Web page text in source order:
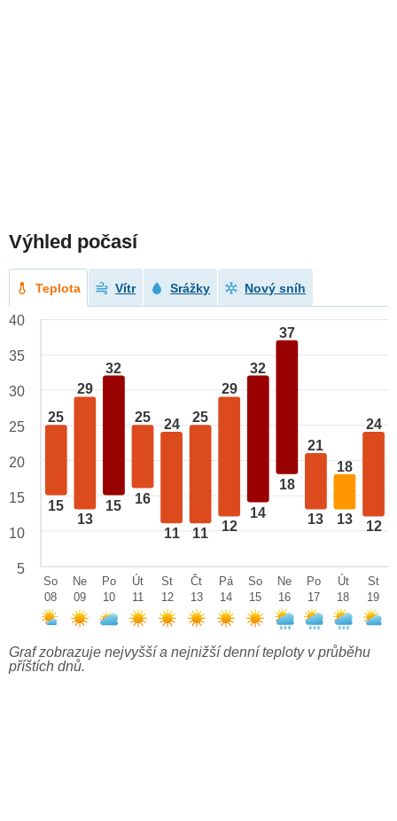
Výhled počasí
Teplota Vítr Srážky Nový sníh
25
15
29
13
32
15
25
16
24
11
25
11
29
12
32
14
37
18
21
13
18
13
24
12
40
35
30
25
20
15
10
5
So
08
Ne
09
Po
10
Út
11
St
12
Čt
13
Pá
14
So
15
Ne
16
Po
17
Út
18
St
19
Graf zobrazuje nejvyšší a nejnižší denní teploty v průběhu
příštích dnů.